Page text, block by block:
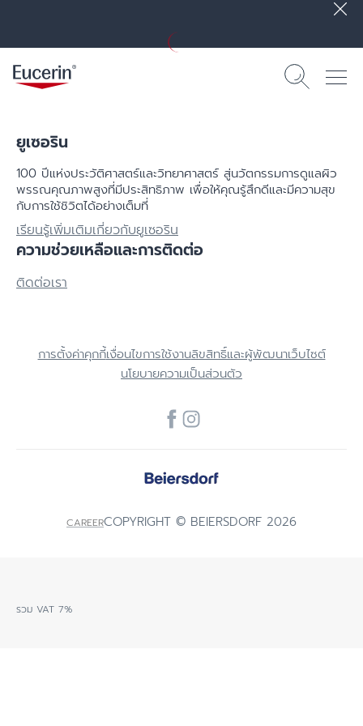
ยูเซอริน
100 ปีแห่งประวัติศาสตร์​และวิทยาศาสตร์ สู่นวัตกรรมการดูแลผิว
พรรณคุณภาพสูงที่มีประสิทธิภาพ เพื่อให้คุณรู้สึกดีและมีความสุข
กับการใช้ชิวิตได้อย่างเต็มที่
เรียนรู้เพิ่มเติมเกี่ยวกับยูเซอริน
ความช่วยเหลือและการติดต่อ
ติดต่อเรา
การตั้งค่าคุกกี้เงื่อนไขการใช้งานลิขสิทธิ์และผู้พัฒนาเว็บไซต์
นโยบายความเป็นส่วนตัว
CAREERCOPYRIGHT © BEIERSDORF 2026